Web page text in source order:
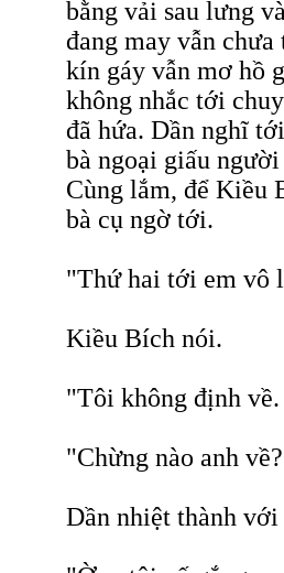
bằng vải sau lưng
đang may vẫn
kín gáy vẫn mơ hồ
không nhắc tới
đã hứa. Dần nghĩ
bà ngoại giấu
Cùng lắm, để Kiều
bà cụ ngờ tới.
"Thứ hai tới em vô
Kiều Bích nói.
"Tôi không định
"Chừng nào anh
Dần nhiệt thành